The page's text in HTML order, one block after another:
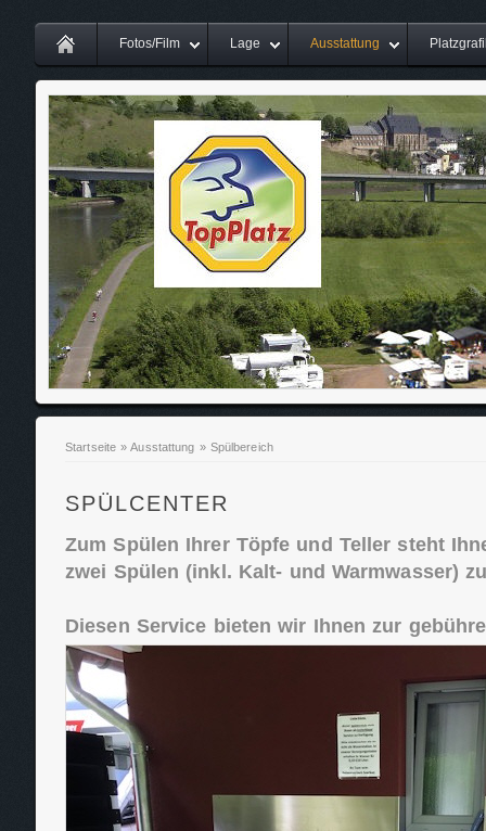
Fotos/Film Lage Ausstattung
Startseite »Ausstattung » Spülbereich
SPÜLCENTER
Zum Spülen Ihrer Töpfe und Teller steht
zwei Spülen (inkl. Kalt- und Warmwasser)
Diesen Service bieten wir Ihnen zur